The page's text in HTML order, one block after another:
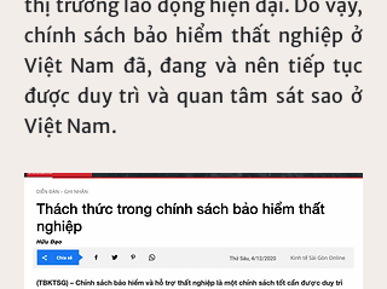
thị trường lao động hiện đại. Do vậy,
chính sách bảo hiểm thất nghiệp ở
Việt Nam đã, đang và nên tiếp tục
được duy trì và quan tâm sát sao ở
Việt Nam.